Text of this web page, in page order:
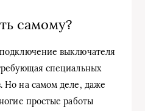
самому?
выключателя
специальных
Но на самом деле, даже
простые работы